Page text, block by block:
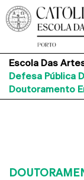
Escola Das
Defesa Pública
Doutoramento